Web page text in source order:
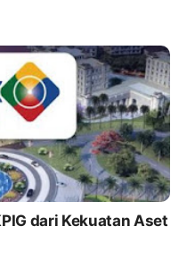
dari Kekuatan Aset